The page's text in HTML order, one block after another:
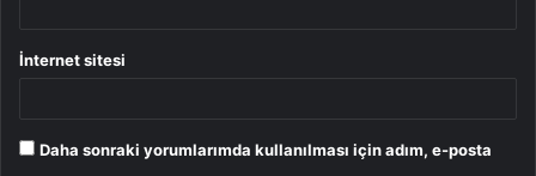
İnternet sitesi
Daha sonraki yorumlarımda kullanılması için adım, e-posta